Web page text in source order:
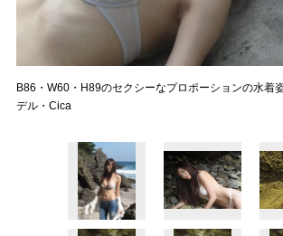
B86・W60・H89のセクシーなプロポーションの水着
デル・Cica